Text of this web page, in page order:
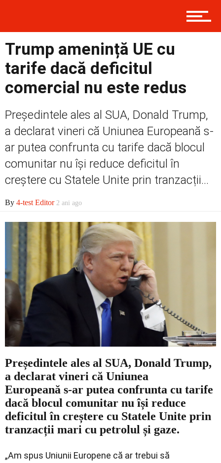
Prima
Politică
Externe
Social
Economic
Contact
Trump amenință UE cu
tarife dacă deficitul
comercial nu este redus
Președintele ales al SUA, Donald Trump,
a declarat vineri că Uniunea Europeană s-
ar putea confrunta cu tarife dacă blocul
comunitar nu își reduce deficitul în
creștere cu Statele Unite prin tranzacții...
By 4-test Editor 2 ani ago
Președintele ales al SUA, Donald Trump,
a declarat vineri că Uniunea
Europeană s-ar putea confrunta cu tarife
dacă blocul comunitar nu își reduce
deficitul în creștere cu Statele Unite prin
tranzacții mari cu petrolul și gaze.
„Am spus Uniunii Europene că ar trebui să